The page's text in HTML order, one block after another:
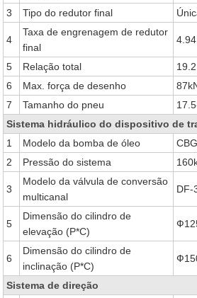
3 Tipo do redutor final
4
Taxa de engrenagem de redutor
final
5 Relação total
6
Max. força de desenho
7
Tamanho do pneu
Sistema hidráulico do dispositivo de
1
Modelo da bomba de óleo
2
Pressão do sistema
3
Modelo da válvula de conversão
multicanal
DF-
5
Dimensão do cilindro de
elevação (P*C)
6
Dimensão do cilindro de
inclinação (P*C)
Sistema de direção